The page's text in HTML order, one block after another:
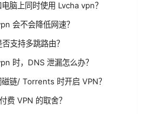
脑上同时使用 Lvcha vpn？
会不会降低网速？
支持多跳路由？
时，DNS 泄漏怎么办？
链/ Torrents 时开启 VPN？
费 VPN 的取舍？